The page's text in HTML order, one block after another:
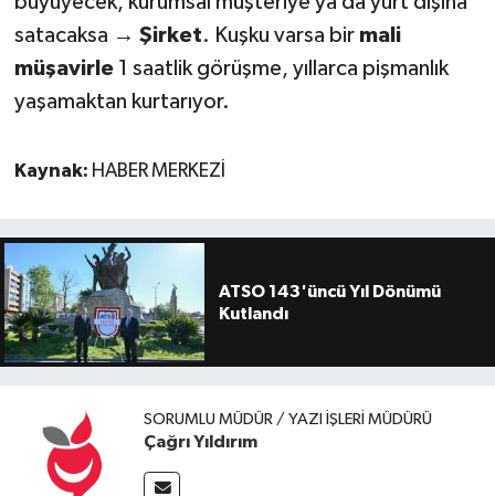
satacaksa → Şirket. Kuşku varsa bir mali
müşavirle1 saatlik görüşme, yıllarca pişmanlık
yaşamaktan kurtarıyor.
Kaynak: HABER MERKEZİ
ATSO 143'üncü Yıl Dönümü
Kutlandı
SORUMLU MÜDÜR / YAZI İŞLERI MÜDÜRÜ
Çağrı Yıldırım